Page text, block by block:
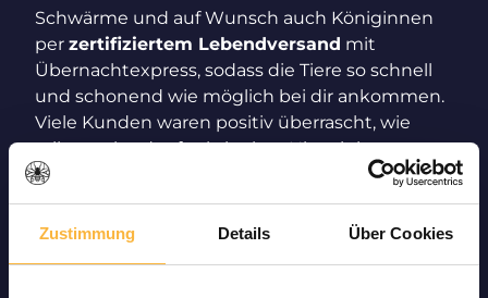
Zustimmung Details Über Cookies
Schwärme und auf Wunsch auch Königinnen
per zertifiziertem Lebendversand mit
Übernachtexpress, sodass die Tiere so schnell
und schonend wie möglich bei dir ankommen.
Viele Kunden waren positiv überrascht, wie
reibungslos das funktioniert. Hier einige
Erfahrungen zum Versand:
„Lieferung hat wie immer super geklappt.“ –
ShopVoter, Shopvote, 27.08.2025